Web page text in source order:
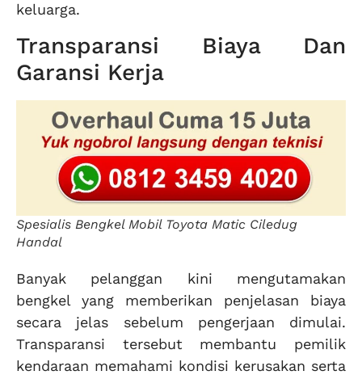
keluarga.
Transparansi Biaya Dan
Garansi Kerja
Spesialis Bengkel Mobil Toyota Matic Ciledug
Handal
Banyak pelanggan kini mengutamakan
bengkel yang memberikan penjelasan biaya
secara jelas sebelum pengerjaan dimulai.
Transparansi tersebut membantu pemilik
kendaraan memahami kondisi kerusakan serta